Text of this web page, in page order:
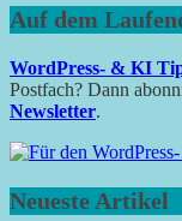
Auf dem
WordPress- & KI
Postfach? Dann
Newsletter.
Neueste Artikel